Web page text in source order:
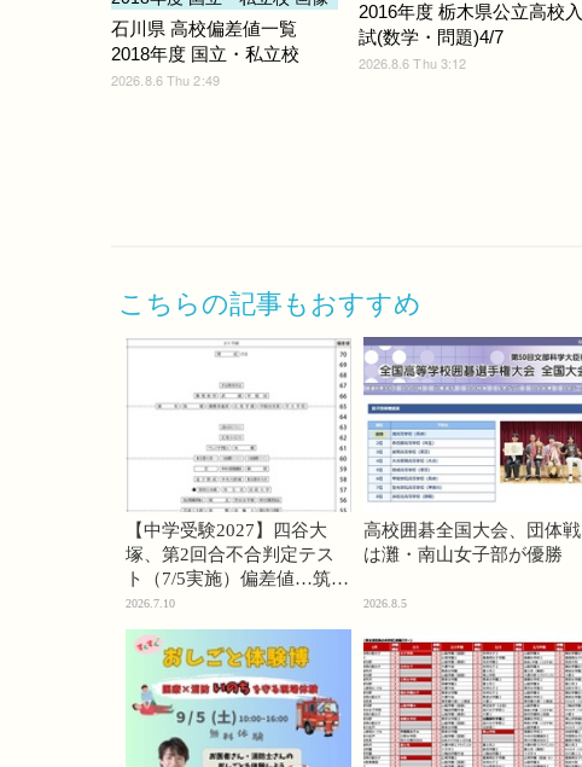
石川県 高校偏差値一覧
2018年度 国立・私立校
2026.8.6 Thu 2:49
2016年度 栃木県公立高校入
試(数学・問題)4/7
2026.8.6 Thu 3:12
こちらの記事もおすすめ
【中学受験2027】四谷大
塚、第2回合不合判定テス
ト（7/5実施）偏差値…筑駒
74・桜蔭70＜PR＞
2026.7.10
高校囲碁全国大会、団体戦
は灘・南山女子部が優勝
2026.8.5